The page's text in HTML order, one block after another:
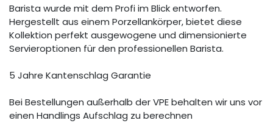
Barista wurde mit dem Profi im Blick entworfen.
Hergestellt aus einem Porzellankörper, bietet diese
Kollektion perfekt ausgewogene und dimensionierte
Servieroptionen für den professionellen Barista.
5 Jahre Kantenschlag Garantie
Bei Bestellungen außerhalb der VPE behalten wir uns vor
einen Handlings Aufschlag zu berechnen